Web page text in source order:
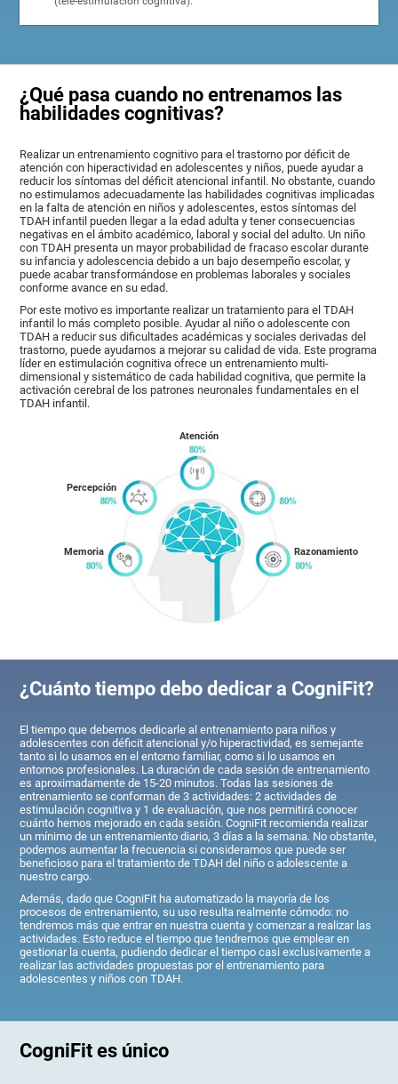
¿Qué pasa cuando no entrenamos las
habilidades cognitivas?
Realizar un entrenamiento cognitivo para el trastorno por déficit de
atención con hiperactividad en adolescentes y niños, puede ayudar a
reducir los síntomas del déficit atencional infantil. No obstante, cuando
no estimulamos adecuadamente las habilidades cognitivas implicadas
en la falta de atención en niños y adolescentes, estos síntomas del
TDAH infantil pueden llegar a la edad adulta y tener consecuencias
negativas en el ámbito académico, laboral y social del adulto. Un niño
con TDAH presenta un mayor probabilidad de fracaso escolar durante
su infancia y adolescencia debido a un bajo desempeño escolar, y
puede acabar transformándose en problemas laborales y sociales
conforme avance en su edad.
Por este motivo es importante realizar un tratamiento para el TDAH
infantil lo más completo posible. Ayudar al niño o adolescente con
TDAH a reducir sus dificultades académicas y sociales derivadas del
trastorno, puede ayudarnos a mejorar su calidad de vida. Este programa
líder en estimulación cognitiva ofrece un entrenamiento multi-
dimensional y sistemático de cada habilidad cognitiva, que permite la
activación cerebral de los patrones neuronales fundamentales en el
TDAH infantil.
Memoria
Percepción
Atención
Razonamiento
¿Cuánto tiempo debo dedicar a CogniFit?
El tiempo que debemos dedicarle al entrenamiento para niños y
adolescentes con déficit atencional y/o hiperactividad, es semejante
tanto si lo usamos en el entorno familiar, como si lo usamos en
entornos profesionales. La duración de cada sesión de entrenamiento
es aproximadamente de 15-20 minutos. Todas las sesiones de
entrenamiento se conforman de 3 actividades: 2 actividades de
estimulación cognitiva y 1 de evaluación, que nos permitirá conocer
cuánto hemos mejorado en cada sesión. CogniFit recomienda realizar
un mínimo de un entrenamiento diario, 3 días a la semana. No obstante,
podemos aumentar la frecuencia si consideramos que puede ser
beneficioso para el tratamiento de TDAH del niño o adolescente a
nuestro cargo.
Además, dado que CogniFit ha automatizado la mayoría de los
procesos de entrenamiento, su uso resulta realmente cómodo: no
tendremos más que entrar en nuestra cuenta y comenzar a realizar las
actividades. Esto reduce el tiempo que tendremos que emplear en
gestionar la cuenta, pudiendo dedicar el tiempo casi exclusivamente a
realizar las actividades propuestas por el entrenamiento para
adolescentes y niños con TDAH.
CogniFit es único